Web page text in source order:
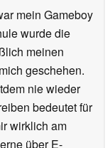
mein Gameboy
wurde die
meinen
geschehen.
nie wieder
bedeutet für
wirklich am
über E-